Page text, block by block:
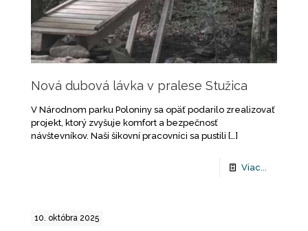
Nová dubová lávka v pralese Stužica
V Národnom parku Poloniny sa opäť podarilo zrealizovať
projekt, ktorý zvyšuje komfort a bezpečnosť
návštevníkov. Naši šikovní pracovníci sa pustili […]
Viac...
10. októbra 2025